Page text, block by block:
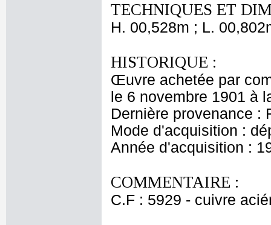
TECHNIQUES ET
H. 00,528m ; L.
HISTORIQUE :
Œuvre achetée par
le 6 novembre 1901 à
Dernière provenance :
Mode d'acquisition :
Année d'acquisition :
COMMENTAIRE :
C.F : 5929 - cuivre